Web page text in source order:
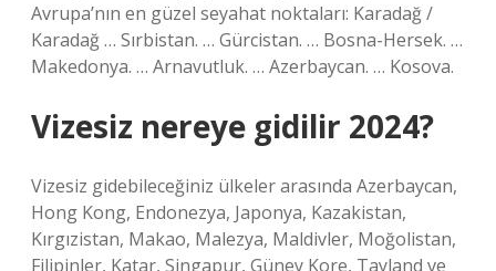
Avrupa’nın en güzel seyahat noktaları: Karadağ /
Karadağ … Sırbistan. … Gürcistan. … Bosna-Hersek. …
Makedonya. … Arnavutluk. … Azerbaycan. … Kosova.
Vizesiz nereye gidilir 2024?
Vizesiz gidebileceğiniz ülkeler arasında Azerbaycan,
Hong Kong, Endonezya, Japonya, Kazakistan,
Kırgızistan, Makao, Malezya, Maldivler, Moğolistan,
Filipinler, Katar, Singapur, Güney Kore, Tayland ve